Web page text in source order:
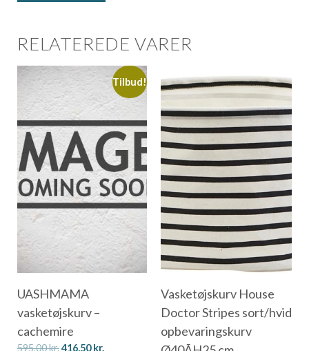
RELATEREDE VARER
Tilbud!
UASHMAMA
vasketøjskurv –
cachemire
595,00kr.416,50kr.
Vasketøjskurv House
Doctor Stripes sort/hvid
opbevaringskurv